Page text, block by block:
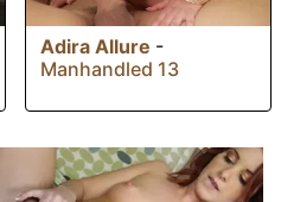
Adira Allure -
Manhandled 13